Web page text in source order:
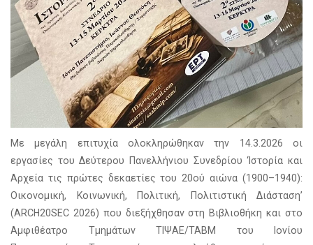
Με μεγάλη επιτυχία ολοκληρώθηκαν την 14.3.2026 οι
εργασίες του Δεύτερου Πανελλήνιου Συνεδρίου ‘Ιστορία και
Αρχεία τις πρώτες δεκαετίες του 20ού αιώνα (1900–1940):
Οικονομική, Κοινωνική, Πολιτική, Πολιτιστική Διάσταση’
(ARCH20SEC 2026) που διεξήχθησαν στη Βιβλιοθήκη και στο
Αμφιθέατρο Τμημάτων ΤΙΨΑΕ/ΤΑΒΜ του Ιονίου